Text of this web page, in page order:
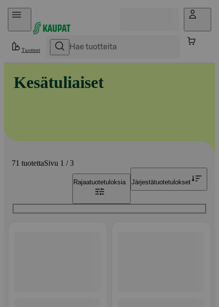
Hyppää sisältöön
Tuotteet
Kesätuliaiset
71 tuotettaSivu 1 / 3
Rajaatuotetuloksia Järjestätuotetulokset